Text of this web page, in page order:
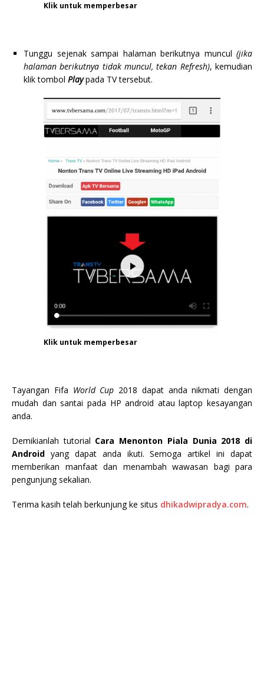
Klik untuk memperbesar
Tunggu sejenak sampai halaman berikutnya muncul (jika
halaman berikutnya tidak muncul, tekan Refresh), kemudian
klik tombol Playpada TV tersebut.
Klik untuk memperbesar
Tayangan Fifa World Cup 2018 dapat anda nikmati dengan
mudah dan santai pada HP android atau laptop kesayangan
anda.
Demikianlah tutorial Cara Menonton Piala Dunia 2018 di
Android yang dapat anda ikuti. Semoga artikel ini dapat
memberikan manfaat dan menambah wawasan bagi para
pengunjung sekalian.
Terima kasih telah berkunjung ke situs dhikadwipradya.com.